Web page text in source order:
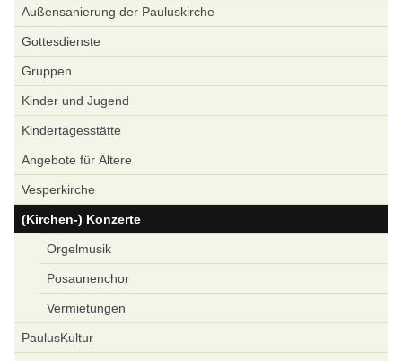
Außensanierung der Pauluskirche
Gottesdienste
Gruppen
Kinder und Jugend
Kindertagesstätte
Angebote für Ältere
Vesperkirche
(Kirchen-) Konzerte
Orgelmusik
Posaunenchor
Vermietungen
PaulusKultur